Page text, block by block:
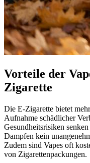
Vorteile der
Zigarette
Die E-Zigarette bietet
Aufnahme schädlicher
Gesundheitsrisiken
Dampfen kein
Zudem sind Vapes oft
von Zigarettenpackungen.